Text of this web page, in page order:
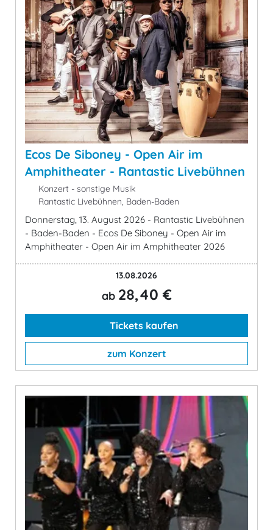
Ecos De Siboney - Open Air im
Amphitheater - Rantastic Livebühnen
Konzert - sonstige Musik
Rantastic Livebühnen, Baden-Baden
Donnerstag, 13. August 2026 - Rantastic Livebühnen
- Baden-Baden - Ecos De Siboney - Open Air im
Amphitheater - Open Air im Amphitheater 2026
13.08.2026
ab 28,40 €
Tickets kaufen
zum Konzert